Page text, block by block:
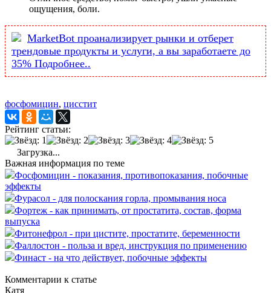
ощущения, боли.
MarketBot проанализирует рынки и отберет
трендовые продукты и услуги, а вы заработаете до
35% Подробнее..
фосфомицин, цисстит
Рейтинг статьи:
Загрузка...
Важная информация по теме
Фосфомицин - показания, противопоказания, побочные
эффекты
Фурасол - для полоскания горла, промывания носа
Фортеж - как принимать, от простатита, состав, форма
выпуска
Фитонефрол - при цистите, простатите, беременности
Фаллостон - польза и вред, инструкция по применению
Финаст - на что действует, побочные эффекты
Комментарии к статье
Катя